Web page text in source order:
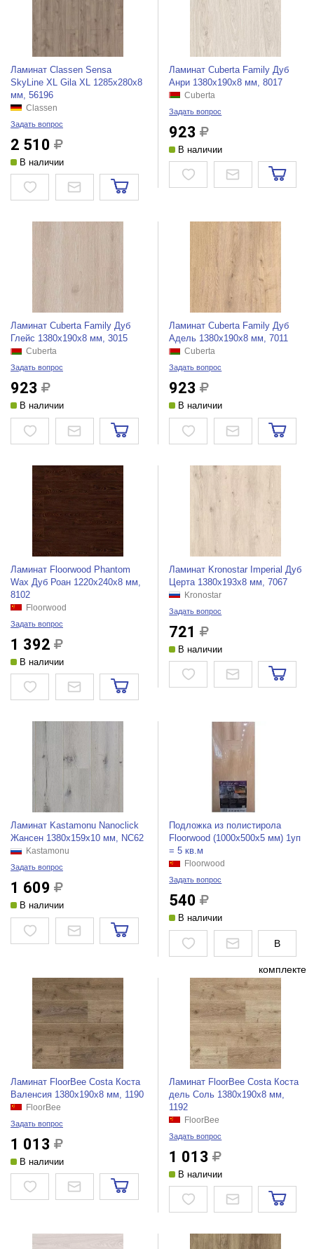
Ламинат Classen Sensa
SkyLine XL Gila XL 1285x280x8
мм, 56196
Classen
Задать вопрос
2 510
В наличии
Ламинат Cuberta Family Дуб
Анри 1380х190х8 мм, 8017
Cuberta
Задать вопрос
923
В наличии
Ламинат Cuberta Family Дуб
Глейс 1380х190х8 мм, 3015
Cuberta
Задать вопрос
923
В наличии
Ламинат Cuberta Family Дуб
Адель 1380х190х8 мм, 7011
Cuberta
Задать вопрос
923
В наличии
Ламинат Floorwood Phantom
Wax Дуб Роан 1220х240х8 мм,
8102
Floorwood
Задать вопрос
1 392
В наличии
Ламинат Kronostar Imperial Дуб
Церта 1380х193х8 мм, 7067
Kronostar
Задать вопрос
721
В наличии
Ламинат Kastamonu Nanoclick
Жансен 1380х159х10 мм, NC62
Kastamonu
Задать вопрос
1 609
В наличии
Подложка из полистирола
Floorwood (1000х500x5 мм) 1уп
= 5 кв.м
Floorwood
Задать вопрос
540
В наличии
В
комплекте
Ламинат FloorBee Costa Коста
Валенсия 1380х190х8 мм, 1190
FloorBee
Задать вопрос
1 013
В наличии
Ламинат FloorBee Costa Коста
дель Соль 1380х190х8 мм,
1192
FloorBee
Задать вопрос
1 013
В наличии